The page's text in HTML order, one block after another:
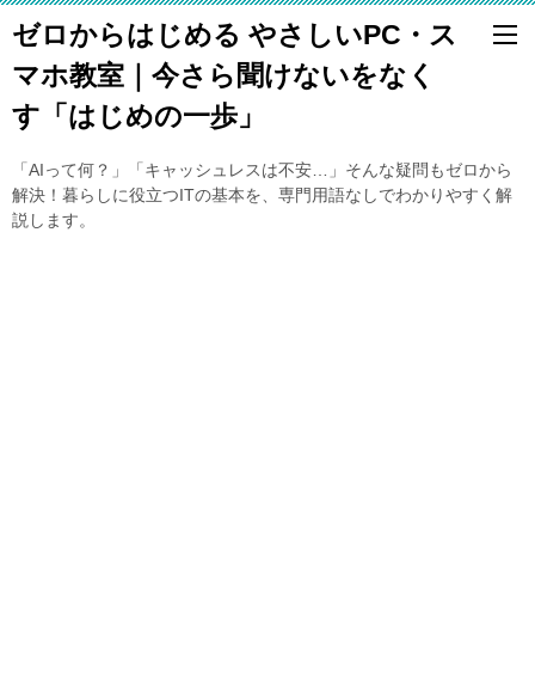
ゼロからはじめる やさしいPC・ス
マホ教室｜今さら聞けないをなく
す「はじめの一歩」
「AIって何？」「キャッシュレスは不安…」そんな疑問もゼロから
解決！暮らしに役立つITの基本を、専門用語なしでわかりやすく解
説します。